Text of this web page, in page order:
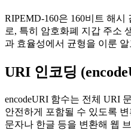
RIPEMD-160은 160비트 해
로, 특히 암호화폐 지갑 주소
과 효율성에서 균형을 이룬
URI 인코딩
encodeURI 함수는 전체 URI
안전하게 포함될 수 있도록
문자나 한글 등을 변환해 웹